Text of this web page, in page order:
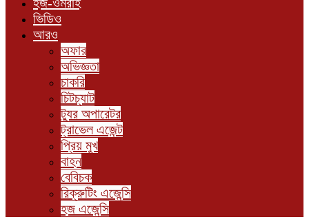
ভিডিও
আরও
অফার
অভিজ্ঞতা
চাকরি
চিটচ্যাট
ট্যুর অপারেটর
ট্রাভেল এজেন্ট
প্রিয় মুখ
বাহন
বেবিচক
রিক্রুটিং এজেন্সি
হজ এজেন্সি